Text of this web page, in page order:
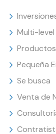
Multi-level
Pequeña
Se busca
Venta de